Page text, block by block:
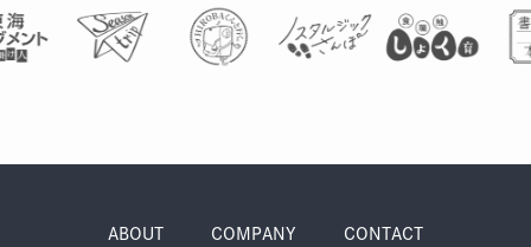
ABOUT COMPANY CONTACT